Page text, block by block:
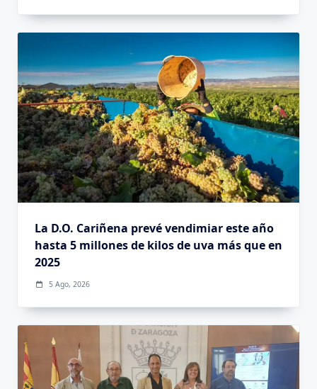
La D.O. Cariñena prevé vendimiar este año
hasta 5 millones de kilos de uva más que en
2025
5 Ago, 2026